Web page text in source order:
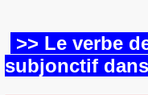
>> Le verbe
subjonctif